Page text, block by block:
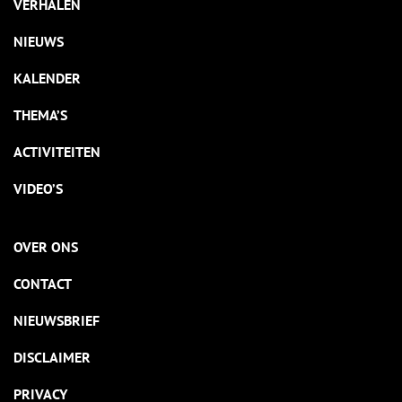
VERHALEN
NIEUWS
KALENDER
THEMA’S
ACTIVITEITEN
VIDEO’S
OVER ONS
CONTACT
NIEUWSBRIEF
DISCLAIMER
PRIVACY